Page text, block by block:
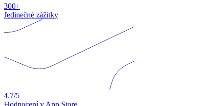
300+
Jedinečné zážitky
4.7/5